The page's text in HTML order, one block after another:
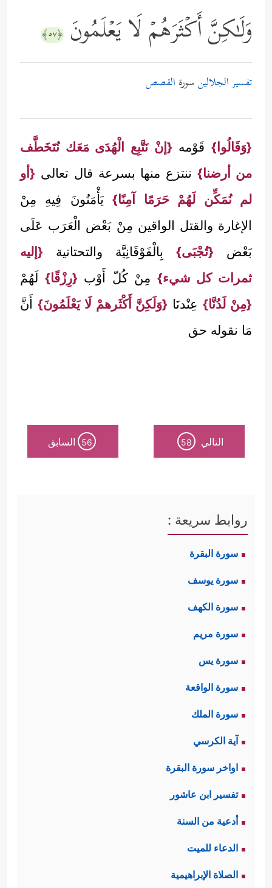
وَلَـٰكِنَّ أَكۡثَرَهُمۡ لَا یَعۡلَمُونَ ﴿٥٧﴾
تفسير الجلالينسورة القصص
{وَقَالُوا}قَوْمه {إنْ نَتَّبِع الْهُدَى مَعَك نُتَخَطَّف
من أرضنا}ننتزع منها بسرعة قال تعالى {أو
لم نُمَكِّن لَهُمْ حَرَمًا آمِنًا}يَأْمَنُونَ فِيهِ مِنْ
الإغارة والقتل الواقين مِنْ بَعْض الْعَرَب عَلَى
بَعْض {تُجْبَى} بِالْفَوْقَانِيَّة والتحتانية {إليه
ثمرات كل شيء} مِنْ كُلّ أَوْب {رِزْقًا} لَهُمْ
{مِنْ لَدُنَّا}عِنْدنَا {وَلَكِنَّ أَكْثَرهمْ لَا يَعْلَمُونَ} أَنَّ
مَا نقوله حق
التالي 58
56 السابق
روابط سريعة :
سورة البقرة
سورة يوسف
سورة الكهف
سورة مريم
سورة يس
سورة الواقعة
سورة الملك
آية الكرسي
اواخر سورة البقرة
تفسير ابن عاشور
أدعية من السنة
الدعاء للميت
الصلاة الإبراهيمية